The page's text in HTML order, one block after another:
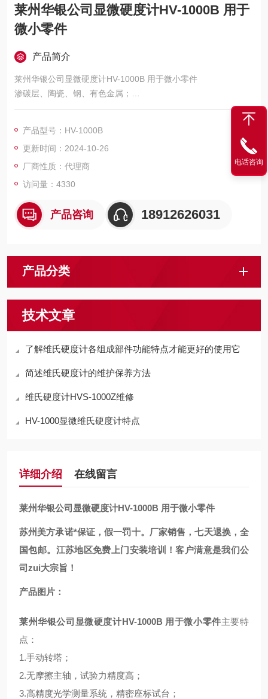
莱州华银公司显微硬度计HV-1000B 用于
微小零件
产品简介
莱州华银公司显微硬度计HV-1000B 用于微小零件
渗碳层、陶瓷、钢、有色金属；
薄板、金属薄片、电镀层、微小试件；
适用于平行平面和微小零件及超薄零件的精密显微维氏硬度测
量。
产品型号：HV-1000B
更新时间：2024-10-26
厂商性质：代理商
访问量：4330
产品咨询 18912626031
产品分类
技术文章
了解维氏硬度计各组成部件功能特点才能更好的使用它
简述维氏硬度计的维护保养方法
维氏硬度计HVS-1000Z维修
HV-1000显微维氏硬度计特点
详细介绍 在线留言
莱州华银公司显微硬度计HV-1000B 用于微小零件
苏州美方承诺*保证，假一罚十。厂家销售，七天退换，全
国包邮。江苏地区免费上门安装培训！客户满意是我们公
司zui大宗旨！
产品图片：
莱州华银公司显微硬度计HV-1000B 用于微小零件主要特
点：
1.手动转塔；
2.无摩擦主轴，试验力精度高；
3.高精度光学测量系统，精密座标试台；
电话咨询